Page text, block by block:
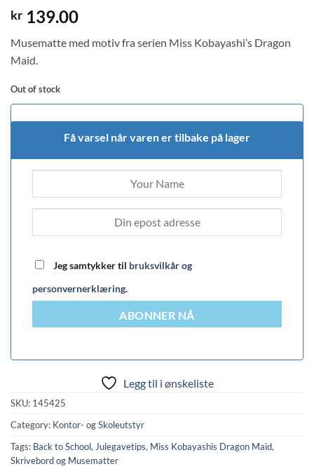
kr 139.00
Musematte med motiv fra serien Miss Kobayashi’s Dragon
Maid.
Out of stock
Få varsel når varen er tilbake på lager
Jeg samtykker til bruksvilkår og
personvernerklæring.
ABONNER NÅ
Legg til i ønskeliste
SKU: 145425
Category: Kontor- og Skoleutstyr
Tags: Back to School, Julegavetips, Miss Kobayashis Dragon Maid,
Skrivebord og Musematter